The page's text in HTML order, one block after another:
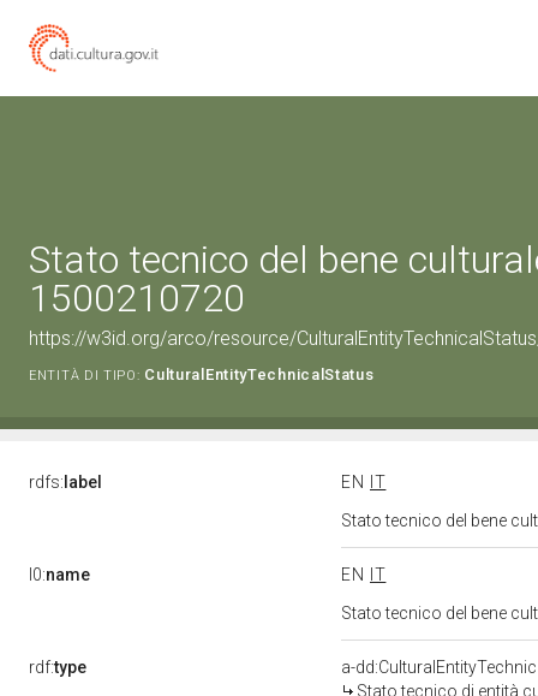
Stato tecnico del bene
1500210720
https://w3id.org/arco/resource/
ENTITÀ DI TIPO: CulturalEntityTechnicalStatus
rdfs: label EN
IT
Stato tecnico del bene
l0:name EN
IT
Stato tecnico del bene
rdf:type
a-
Stato tecnico di entità